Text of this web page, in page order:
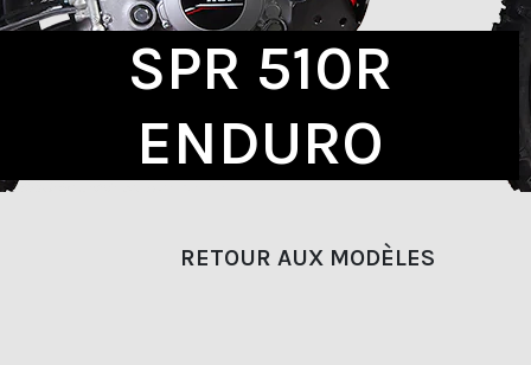
SPR 510R
ENDURO
RETOUR AUX MODÈLES